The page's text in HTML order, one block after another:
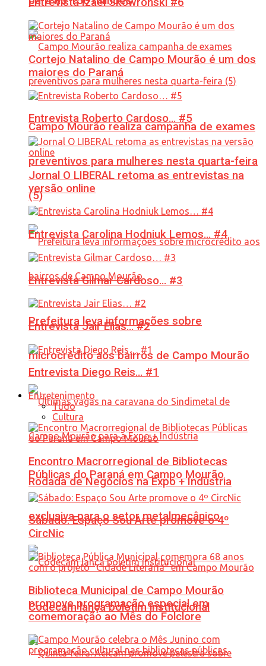
Campo Mourão realiza campanha de exames
preventivos para mulheres nesta quarta-feira
(5)
Prefeitura leva informações sobre
microcrédito aos bairros de Campo Mourão
Rodada de Negócios na Expo + Indústria
exclusiva para o setor metalmecânico
Codecam lança boletim institucional
Cortejo Natalino de Campo Mourão é um dos
maiores do Paraná
Entrevista Roberto Cardoso… #5
Jornal O LIBERAL retoma as entrevistas na
versão online
Entrevista Carolina Hodniuk Lemos… #4
Entrevista Gilmar Cardoso… #3
Entrevista Jair Elias… #2
Entrevista Diego Reis… #1
Entretenimento
Tudo
Cultura
Encontro Macrorregional de Bibliotecas
Públicas do Paraná em Campo Mourão
Sábado: Espaço Sou Arte promove o 4º
CircNic
Biblioteca Municipal de Campo Mourão
promove programação especial em
comemoração ao Mês do Folclore